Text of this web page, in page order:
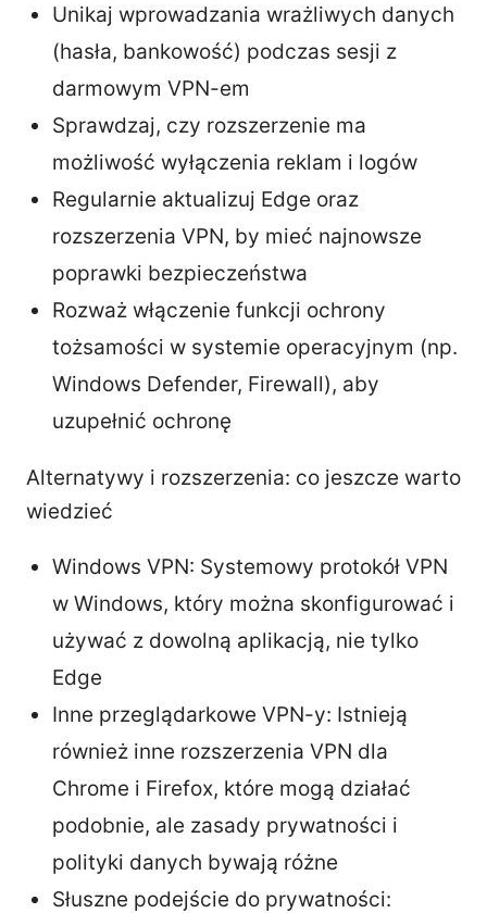
Unikaj wprowadzania wrażliwych danych
(hasła, bankowość) podczas sesji z
darmowym VPN-em
Sprawdzaj, czy rozszerzenie ma
możliwość wyłączenia reklam i logów
Regularnie aktualizuj Edge oraz
rozszerzenia VPN, by mieć najnowsze
poprawki bezpieczeństwa
Rozważ włączenie funkcji ochrony
tożsamości w systemie operacyjnym (np.
Windows Defender, Firewall), aby
uzupełnić ochronę
Alternatywy i rozszerzenia: co jeszcze warto
wiedzieć
Windows VPN: Systemowy protokół VPN
w Windows, który można skonfigurować i
używać z dowolną aplikacją, nie tylko
Edge
Inne przeglądarkowe VPN-y: Istnieją
również inne rozszerzenia VPN dla
Chrome i Firefox, które mogą działać
podobnie, ale zasady prywatności i
polityki danych bywają różne
Słuszne podejście do prywatności: